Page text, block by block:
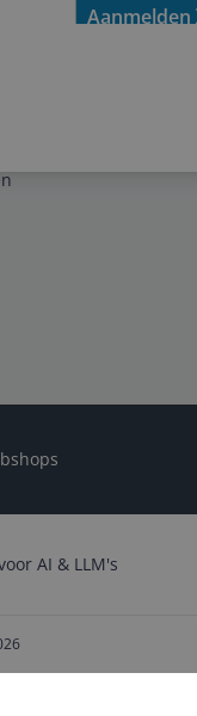
Aanmelden
AI & LLM's